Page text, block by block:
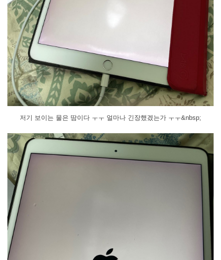
저기 보이는 물은 땀이다 ㅜㅜ 얼마나 긴장했겠는가 ㅜㅜ&nbsp;